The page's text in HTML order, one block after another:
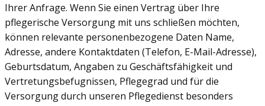
Ihrer Anfrage. Wenn Sie einen Vertrag über Ihre
pflegerische Versorgung mit uns schließen möchten,
können relevante personenbezogene Daten Name,
Adresse, andere Kontaktdaten (Telefon, E-Mail-Adresse),
Geburtsdatum, Angaben zu Geschäftsfähigkeit und
Vertretungsbefugnissen, Pflegegrad und für die
Versorgung durch unseren Pflegedienst besonders